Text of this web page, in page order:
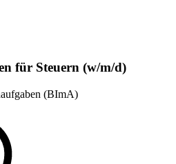
für Steuern (w/m/d)
(BImA)